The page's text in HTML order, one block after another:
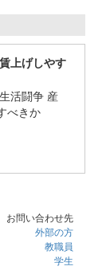
上げしやす
活闘争 産
べきか
お問い合わせ先
外部の方
教職員
学生